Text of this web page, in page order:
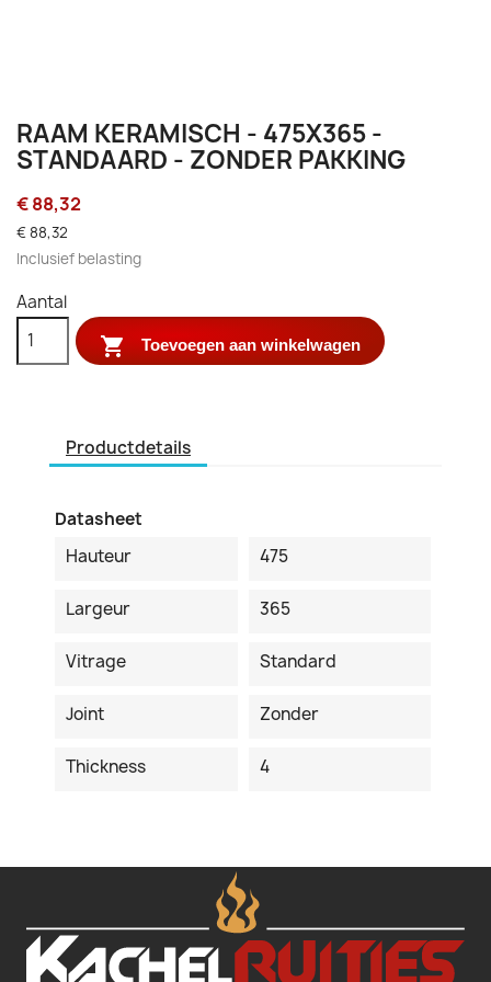
RAAM KERAMISCH - 475X365 -
STANDAARD - ZONDER PAKKING
€ 88,32
€ 88,32
Inclusief belasting
Aantal
 Toevoegen aan winkelwagen
Productdetails
Datasheet
Hauteur
475
Largeur 365
Vitrage Standard
Joint Zonder
Thickness 4